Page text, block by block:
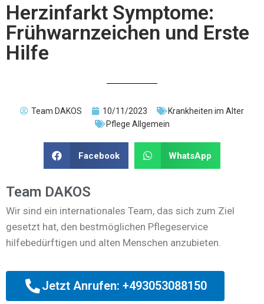
Herzinfarkt Symptome:
Frühwarnzeichen und Erste
Hilfe
Team DAKOS 10/11/2023
Krankheiten im Alter
Pflege Allgemein
Facebook WhatsApp
Team DAKOS
Wir sind ein internationales Team, das sich zum Ziel
gesetzt hat, den bestmöglichen Pflegeservice
hilfebedürftigen und alten Menschen anzubieten.
Jetzt Anrufen: +493053088150